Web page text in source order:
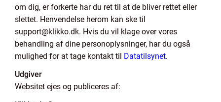
om dig, er forkerte har du ret til at de bliver rettet eller
slettet. Henvendelse herom kan ske til
support@klikko.dk. Hvis du vil klage over vores
behandling af dine personoplysninger, har du også
mulighed for at tage kontakt til Datatilsynet.
Udgiver
Websitet ejes og publiceres af: